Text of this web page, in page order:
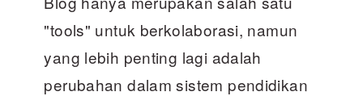
"tools" untuk berkolaborasi, namun
yang lebih penting lagi adalah
perubahan dalam sistem pendidikan